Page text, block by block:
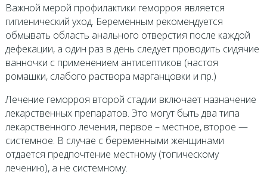
Важной мерой профилактики геморроя является
гигиенический уход. Беременным рекомендуется
обмывать область анального отверстия после каждой
дефекации, а один раз в день следует проводить сидячие
ванночки с применением антисептиков (настоя
ромашки, слабого раствора марганцовки и пр.)
Лечение геморроя второй стадии включает назначение
лекарственных препаратов. Это могут быть два типа
лекарственного лечения, первое – местное, второе —
системное. В случае с беременными женщинами
отдается предпочтение местному (топическому
лечению), а не системному.